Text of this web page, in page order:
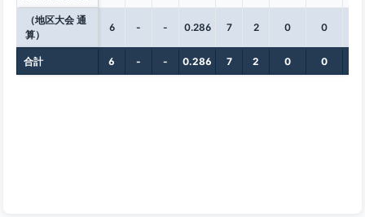
（地区大会 通
算）
6 - - 0.286 7 2 0 0
合計 6 - - 0.286 7 2 0 0